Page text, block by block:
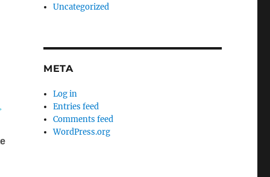
Uncategorized
META
Log in
Entries feed
Comments feed
WordPress.org